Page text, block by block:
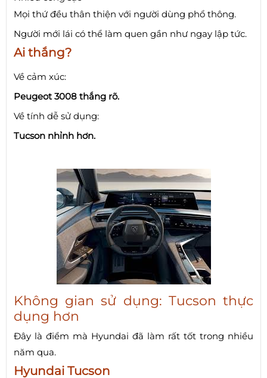
Mọi thứ đều thân thiện với người dùng phổ thông.
Người mới lái có thể làm quen gần như ngay lập tức.
Ai thắng?
Về cảm xúc:
Peugeot 3008 thắng rõ.
Về tính dễ sử dụng:
Tucson nhỉnh hơn.
Không gian sử dụng: Tucson thực
dụng hơn
Đây là điểm mà Hyundai đã làm rất tốt trong nhiều
năm qua.
Hyundai Tucson